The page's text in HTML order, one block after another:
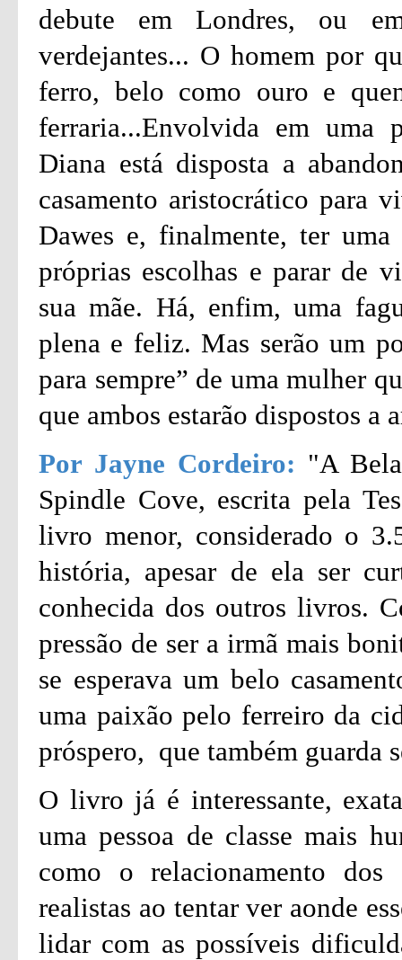
debute em Londres, ou
verdejantes... O homem por
ferro, belo como ouro e
ferraria...Envolvida em
Diana está disposta a
casamento aristocrático para
Dawes e, finalmente, ter
próprias escolhas e parar de
sua mãe. Há, enfim, uma
plena e feliz. Mas serão um
para sempre” de uma mulher
que ambos estarão dispostos a
Por Jayne Cordeiro: "A
Spindle Cove, escrita pela
livro menor, considerado o
história, apesar de ela ser
conhecida dos outros livros.
pressão de ser a irmã mais
se esperava um belo
uma paixão pelo ferreiro da
próspero, que também guarda
O livro já é interessante,
uma pessoa de classe mais
como o relacionamento
realistas ao tentar ver aonde
lidar com as possíveis